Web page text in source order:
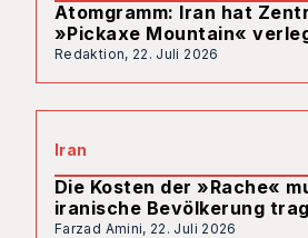
Atomgramm: Iran hat
»Pickaxe Mountain«
Redaktion, 22. Juli 2026
Iran
Die Kosten der »Rache«
iranische Bevölkerung
Farzad Amini, 22. Juli 2026